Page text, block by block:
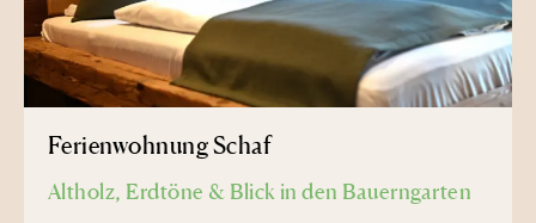
Ferienwohnung Schaf
Altholz, Erdtöne & Blick in den Bauerngarten